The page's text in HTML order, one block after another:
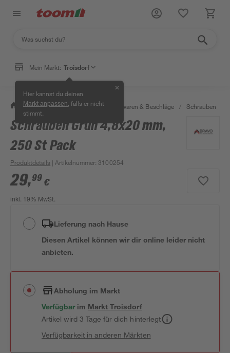
Mein Markt: Troisdorf
Hier kannst du deinen
Markt anpassen , falls er nicht
stimmt.
✕
/ Werkstatt & Maschinen / Eisenwaren & Beschläge / Schrauben
Schrauben Grün 4,8x20 mm,
250 St Pack
Produktdetails | Artikelnummer:3100254
29,99 €
inkl. 19% MwSt.
Lieferung nach Hause
Diesen Artikel können wir dir online leider nicht
anbieten.
Abholung im Markt
Verfügbar im MarktTroisdorf
Artikel wird 3 Tage für dich hinterlegt
Verfügbarkeit in anderen Märkten